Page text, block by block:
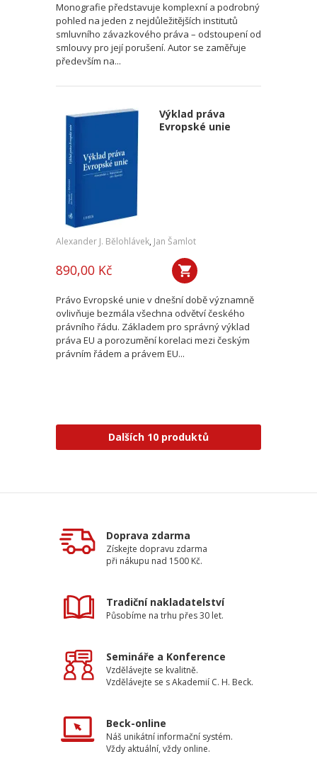
Monografie představuje komplexní a podrobný
pohled na jeden z nejdůležitějších institutů
smluvního závazkového práva – odstoupení od
smlouvy pro její porušení. Autor se zaměřuje
především na...
Výklad práva
Evropské unie
Alexander J. Bělohlávek, Jan Šamlot
890,00 Kč
Právo Evropské unie v dnešní době významně
ovlivňuje bezmála všechna odvětví českého
právního řádu. Základem pro správný výklad
práva EU a porozumění korelaci mezi českým
právním řádem a právem EU...
Dalších 10 produktů
Doprava zdarma
Získejte dopravu zdarma
při nákupu nad 1500 Kč.
Tradiční nakladatelství
Působíme na trhu přes 30 let.
Semináře a Konference
Vzdělávejte se kvalitně.
Vzdělávejte se s Akademií C. H. Beck.
Beck-online
Náš unikátní informační systém.
Vždy aktuální, vždy online.